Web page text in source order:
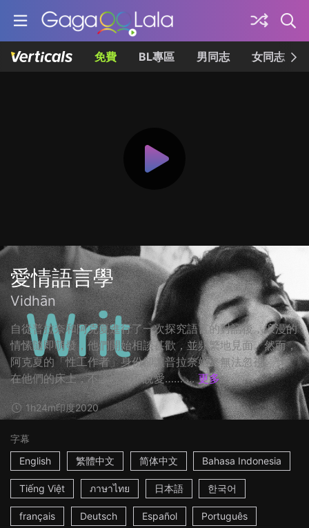
免費 BL專區 男同志 女同志
愛情語言學
Vidhān
自從普拉奈和阿克夏進行了一次探究語言的對話後，浪漫的
情愫隨即萌發，他們開始相談甚歡，並頻繁地見面。然而，
阿克夏的「性工作者」身份卻讓普拉奈始終無法忽視。 ☆
在他們的床上，不談性也不說愛…… ... 更多
1h24m印度2020
字幕
English
繁體中文 简体中文 Bahasa Indonesia
Tiếng Việt ภาษาไทย 日本語 한국어
français Deutsch Español Português